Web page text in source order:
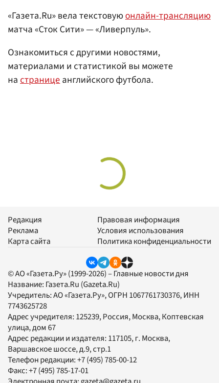
«Газета.Ru» вела текстовуюонлайн-трансляцию
матча «Сток Сити» — «Ливерпуль».
Ознакомиться с другими новостями,
материалами и статистикой вы можете
настраницеанглийского футбола.
Редакция
Реклама
Карта сайта
Правовая информация
Условия использования
Политика конфиденциальности
© АО «Газета.Ру» (1999-2026) – Главные новости дня
Название: Газета.Ru (Gazeta.Ru)
Учредитель:АО «Газета.Ру», ОГРН 1067761730376, ИНН
7743625728
Адрес учредителя: 125239, Россия, Москва, Коптевская
улица, дом 67
Адрес редакции и издателя: 117105, г. Москва,
Варшавское шоссе, д.9, стр.1
Телефон редакции:+7 (495) 785-00-12
Факс:+7 (495) 785-17-01